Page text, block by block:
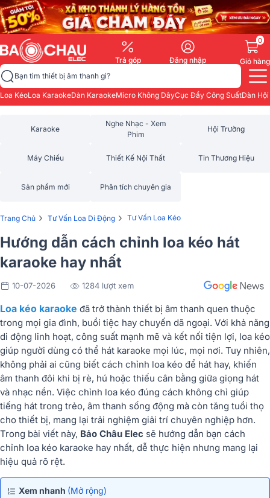
Trả góp Đăng nhập
0
Giỏ hàng
Bạn tìm thiết bị âm thanh gì?
Loa KéoLoa KaraokeDàn KaraokeMicro Không DâyCục Đẩy Công SuấtDàn
Karaoke
Nghe Nhạc - Xem
Phim
Hội Trường
Máy Chiếu Thiết Kế Nội Thất Tin Thương Hiệu
Sản phẩm mới Phân tích chuyên gia
Trang Chủ › Tư Vấn Loa Di Động › Tư Vấn Loa Kéo
Hướng dẫn cách chỉnh loa kéo hát
karaoke hay nhất
10-07-2026 1284 lượt xem
Loa kéo karaoke đã trở thành thiết bị âm thanh quen thuộc
trong mọi gia đình, buổi tiệc hay chuyến dã ngoại. Với khả năng
di động linh hoạt, công suất mạnh mẽ và kết nối tiện lợi, loa kéo
giúp người dùng có thể hát karaoke mọi lúc, mọi nơi. Tuy nhiên,
không phải ai cũng biết cách chỉnh loa kéo để hát hay, khiến
âm thanh đôi khi bị rè, hú hoặc thiếu cân bằng giữa giọng hát
và nhạc nền. Việc chỉnh loa kéo đúng cách không chỉ giúp
tiếng hát trong trẻo, âm thanh sống động mà còn tăng tuổi thọ
cho thiết bị, mang lại trải nghiệm giải trí chuyên nghiệp hơn.
Trong bài viết này, Bảo Châu Elec sẽ hướng dẫn bạn cách
chỉnh loa kéo karaoke hay nhất, dễ thực hiện nhưng mang lại
hiệu quả rõ rệt.
Xem nhanh (Mở rộng)